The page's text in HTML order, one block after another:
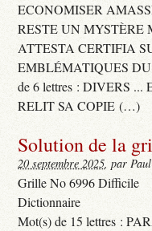
ECONOMISER
RESTE UN MYSTÈRE
ATTESTA CERTIFIA
EMBLÉMATIQUES
de 6 lettres : DIVERS
RELIT SA COPIE (…)
Solution de la
20 septembre 2025, par
Grille No 6996 Difficile
Dictionnaire
Mot(s) de 15 lettres :